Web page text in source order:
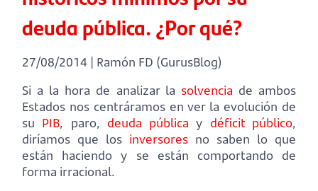
deuda pública. ¿Por qué?
27/08/2014 | Ramón FD (GurusBlog)
Si a la hora de analizar la solvencia de ambos
Estados nos centráramos en ver la evolución de
su PIB, paro, deuda pública y déficit público,
diríamos que los inversores no saben lo que
están haciendo y se están comportando de
forma irracional.